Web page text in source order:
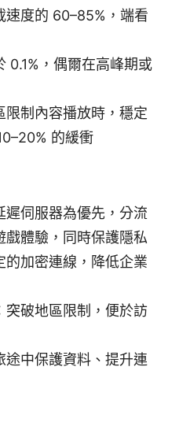
速度的 60–85%，端看
0.1%，偶爾在高峰期或
限制內容播放時，穩定
的緩衝
伺服器為優先，分流
體驗，同時保護隱私
加密連線，降低企業
突破地區限制，便於訪
途中保護資料、提升連